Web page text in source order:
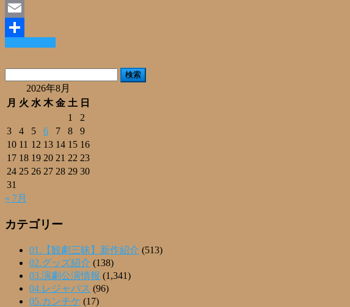
Facebook
Email
共
有
2026年8月
月 火 水 木 金 土 日
1
2
3
4 5 6 7 8
9
10 11 12 13 14 15 16
17 18 19 20 21 22 23
24 25 26 27 28 29 30
31
« 7月
カテゴリー
01.【観劇三昧】新作紹介 (513)
02.グッズ紹介 (138)
03.演劇公演情報 (1,341)
04.レジャパス (96)
05.カンチケ (17)